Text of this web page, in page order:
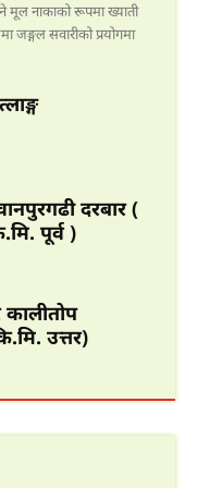
मूल नाकाको रूपमा ख्याती
जङ्गल सवारीको प्रयोगमा
दरबार (
पूर्व )
कालीतोप
उत्तर)